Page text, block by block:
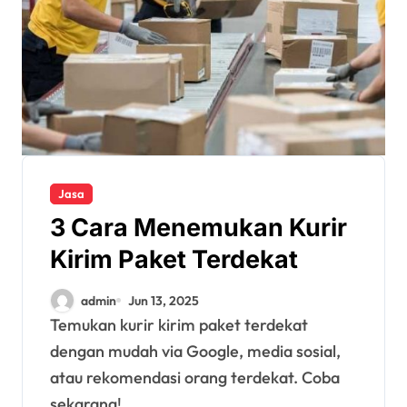
Jasa
3 Cara Menemukan Kurir
Kirim Paket Terdekat
admin Jun 13, 2025
Temukan kurir kirim paket terdekat
dengan mudah via Google, media sosial,
atau rekomendasi orang terdekat. Coba